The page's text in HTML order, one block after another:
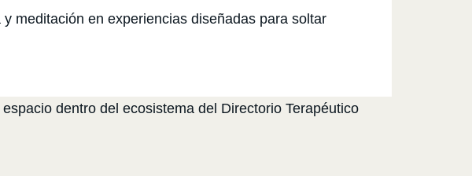
meditación en experiencias diseñadas para soltar
dentro del ecosistema del Directorio Terapéutico